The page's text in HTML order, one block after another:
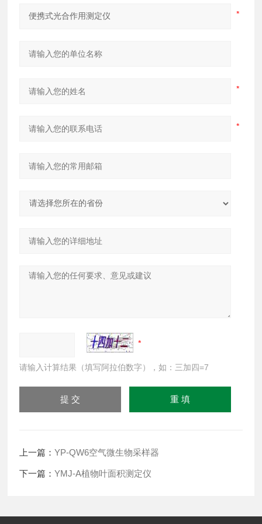
请输入计算结果（填写阿拉伯数字），如：三加四=7
上一篇：YP-QW6空气微生物采样器
下一篇：YMJ-A植物叶面积测定仪